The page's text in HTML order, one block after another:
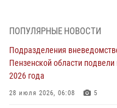
Сотрудники пензенского
05 августа 2026, 06:15
В Пензе сотрудники
дезориентированному
ПОПУЛЯРНЫЕ НОВОСТИ
Подразделения
Пензенской области
2026 года
28 июля 2026, 06:08 5